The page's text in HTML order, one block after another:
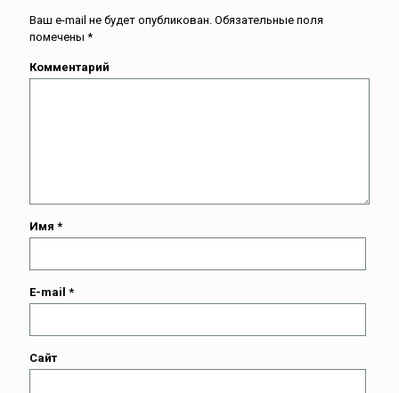
Ваш e-mail не будет опубликован. Обязательные поля
помечены *
Комментарий
Имя *
E-mail *
Сайт